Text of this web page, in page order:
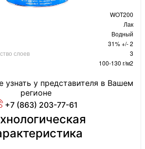
WOT200
Лак
Водный
31% +/- 2
слоев
3
100-130 г/м2
у представителя в Вашем
регионе
+7 (863) 203-77-61